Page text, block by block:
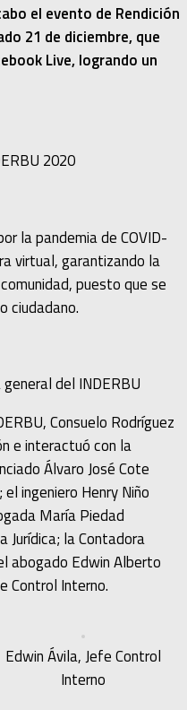
el evento de Rendición
21 de diciembre, que
Live, logrando un
2020
la pandemia de COVID-
virtual, garantizando la
puesto que se
ciudadano.
del INDERBU
Consuelo Rodríguez
e interactuó con la
Álvaro José Cote
ingeniero Henry Niño
María Piedad
Jurídica; la Contadora
abogado Edwin Alberto
Control Interno.
Edwin Ávila, Jefe Control
Interno